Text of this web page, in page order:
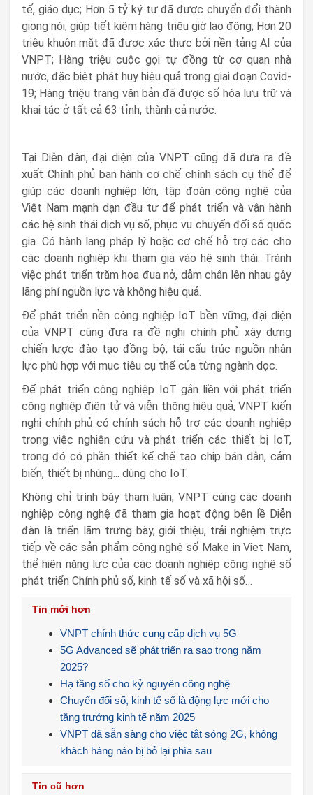
tế, giáo dục; Hơn 5 tỷ ký tự đã được chuyển đổi thành
giọng nói, giúp tiết kiệm hàng triệu giờ lao động; Hơn 20
triệu khuôn mặt đã được xác thực bởi nền tảng AI của
VNPT; Hàng triệu cuộc gọi tự đồng từ cơ quan nhà
nước, đặc biệt phát huy hiệu quả trong giai đoạn Covid-
19; Hàng triệu trang văn bản đã được số hóa lưu trữ và
khai tác ở tất cả 63 tỉnh, thành cả nước.
Tại Diễn đàn, đại diện của VNPT cũng đã đưa ra đề
xuất Chính phủ ban hành cơ chế chính sách cụ thể để
giúp các doanh nghiệp lớn, tập đoàn công nghệ của
Việt Nam mạnh dạn đầu tư để phát triển và vận hành
các hệ sinh thái dịch vụ số, phục vụ chuyển đổi số quốc
gia. Có hành lang pháp lý hoặc cơ chế hỗ trợ các cho
các doanh nghiệp khi tham gia vào hệ sinh thái. Tránh
việc phát triển trăm hoa đua nở, dẫm chân lên nhau gây
lãng phí nguồn lực và không hiệu quả.
Để phát triển nền công nghiệp IoT bền vững, đại diện
của VNPT cũng đưa ra đề nghị chính phủ xây dựng
chiến lược đào tạo đồng bộ, tái cấu trúc nguồn nhân
lực phù hợp với mục tiêu cụ thể của từng ngành dọc.
Để phát triển công nghiệp IoT gắn liền với phát triển
công nghiệp điện tử và viễn thông hiệu quả, VNPT kiến
nghị chính phủ có chính sách hỗ trợ các doanh nghiệp
trong việc nghiên cứu và phát triển các thiết bị IoT,
trong đó có phần thiết kế chế tạo chip bán dẫn, cảm
biến, thiết bị nhúng... dùng cho IoT.
Không chỉ trình bày tham luận, VNPT cùng các doanh
nghiệp công nghệ đã tham gia hoạt động bên lề Diễn
đàn là triển lãm trưng bày, giới thiệu, trải nghiệm trực
tiếp về các sản phẩm công nghệ số Make in Viet Nam,
thể hiện năng lực của các doanh nghiệp công nghệ số
phát triển Chính phủ số, kinh tế số và xã hội số…
Tin mới hơn
VNPT chính thức cung cấp dịch vụ 5G
5G Advanced sẽ phát triển ra sao trong năm
2025?
Hạ tầng số cho kỷ nguyên công nghệ
Chuyển đổi số, kinh tế số là động lực mới cho
tăng trưởng kinh tế năm 2025
VNPT đã sẵn sàng cho việc tắt sóng 2G, không
khách hàng nào bị bỏ lại phía sau
Tin cũ hơn